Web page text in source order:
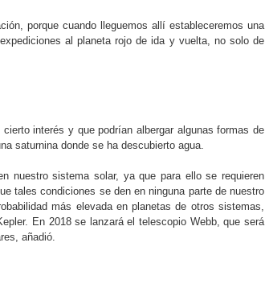
porque cuando lleguemos allí estableceremos una
al planeta rojo de ida y vuelta, no solo de
interés y que podrían albergar algunas formas de
saturnina donde se ha descubierto agua.
nuestro sistema solar, ya que para ello se requieren
tales condiciones se den en ninguna parte de nuestro
más elevada en planetas de otros sistemas,
En 2018 se lanzará el telescopio Webb, que será
añadió.